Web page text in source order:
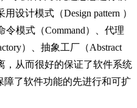
设计模式（Design pattern ）
令模式（Command）、代理
）、抽象工厂（Abstract
，从而很好的保证了软件系统
障了软件功能的先进行和可扩